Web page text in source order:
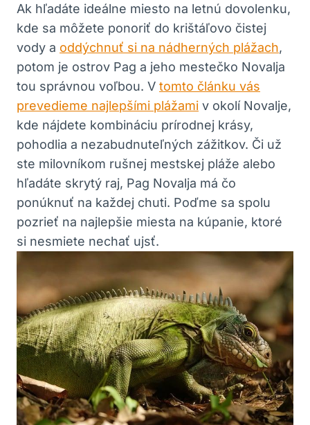
Ak hľadáte ideálne miesto na letnú dovolenku,
kde sa môžete ponoriť do krištáľovo čistej
vody a oddýchnuť si na nádherných plážach,
potom je ostrov Pag a jeho mestečko Novalja
tou správnou voľbou. V tomto článku vás
prevedieme najlepšími plážami v okolí Novalje,
kde nájdete kombináciu prírodnej krásy,
pohodlia a nezabudnuteľných zážitkov. Či už
ste milovníkom rušnej mestskej pláže alebo
hľadáte skrytý raj, Pag Novalja má čo
ponúknuť na každej chuti. Poďme sa spolu
pozrieť na najlepšie miesta na kúpanie, ktoré
si nesmiete nechať ujsť.